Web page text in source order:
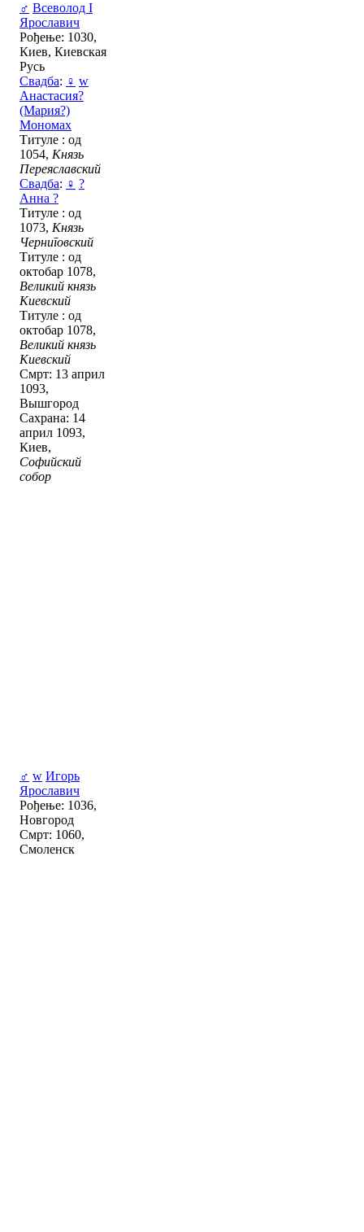
♂ Всеволод I
Ярославич
Рођење: 1030,
Киев, Киевская
Русь
Свадба: ♀ w
Анастасия?
(Мария?)
Мономах
Титуле : од
1054, Князь
Переяславский
Свадба: ♀ ?
Анна ?
Титуле : од
1073, Князь
Черниговский
Титуле : од
октобар 1078,
Великий князь
Киевский
Титуле : од
октобар 1078,
Великий князь
Киевский
Смрт: 13 април
1093,
Вышгород
Сахрана: 14
април 1093,
Киев,
Софийский
собор
♂ w Игорь
Ярославич
Рођење: 1036,
Новгород
Смрт: 1060,
Смоленск